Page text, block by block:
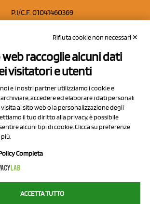
P.I/C.F. 01041460369
sociale Euro 50.000,00 i.v.
Contatti
Privacy Policy
Cookie Policy
Chi Siamo
Drahorad srl - All rights reserved
Rifiuta cookie non necessari ✕
raccoglie alcuni dati
visitatori e utenti
e i nostri partner utilizziamo i cookie e
accedere ed elaborare i dati personali
visita al sito web o la personalizzazione degli
il tuo diritto alla privacy, è possibile
alcuni tipi di cookie. Clicca su preferenze
Completa
ACCETTA TUTTO